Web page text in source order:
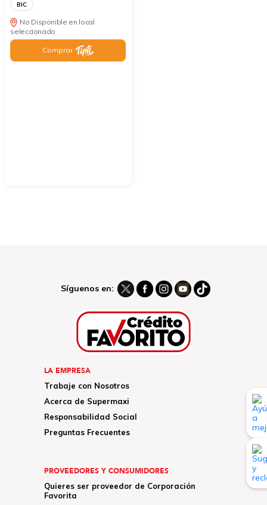
BIC
No Disponible en local
seleccionado
Comprar
Síguenos en:
LA EMPRESA
Trabaje con Nosotros
Acerca de Supermaxi
Responsabilidad Social
Preguntas Frecuentes
PROVEEDORES Y CONSUMIDORES
Quieres ser proveedor de Corporación
Favorita